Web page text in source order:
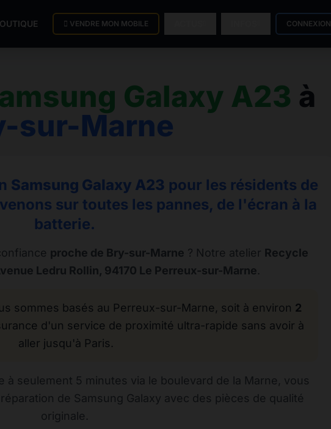
VENDRE MON MOBILE CONNEXION
Galaxy A23 à
sur-Marne
Samsung Galaxy A23 pour les résidents de
sur toutes les pannes, de l'écran à la
batterie.
proche de Bry-sur-Marne ? Notre atelier Recycle
Ledru Rollin, 94170 Le Perreux-sur-Marne.
sommes basés au Perreux-sur-Marne, soit à environ 2
d'un service de proximité ultra-rapide sans avoir à
aller jusqu'à Paris.
à seulement 5 minutes via le boulevard de la Marne, vous
de Samsung Galaxy avec des pièces de qualité
originale.